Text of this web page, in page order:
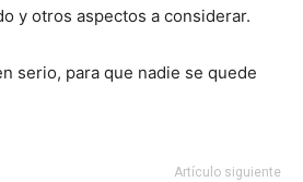
y otros aspectos a considerar.
serio, para que nadie se quede
Artículo siguiente